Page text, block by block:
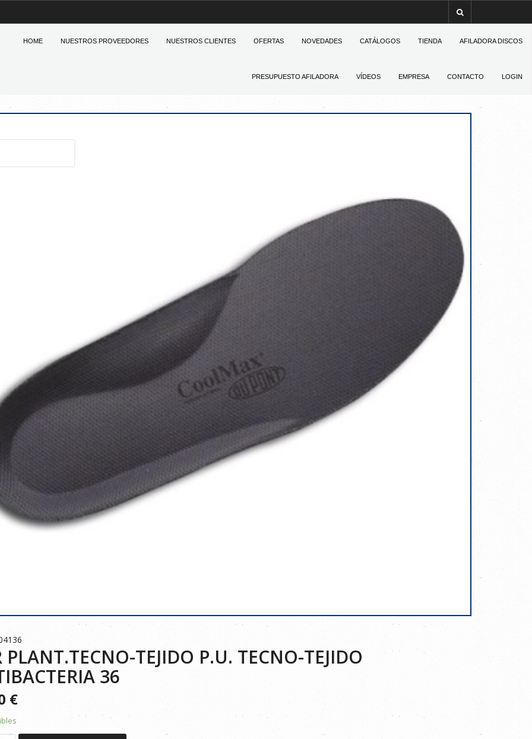
HOME NUESTROS PROVEEDORES NUESTROS CLIENTES OFERTAS NOVEDADES CATÁLOGOS TIENDA AFILADORA DISCOS
PRESUPUESTO AFILADORA VÍDEOS EMPRESA CONTACTO LOGIN
PLANT.TECNO-TEJIDO P.U. TECNO-TEJIDO
36
€